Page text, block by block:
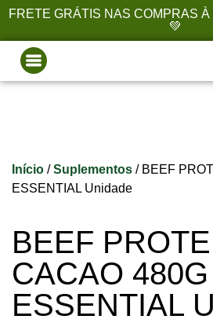
FRETE GRÁTIS NAS COMPRAS
💚
Início /Suplementos / BEEF
ESSENTIAL Unidade
BEEF
CACAO 480G
ESSENTIAL